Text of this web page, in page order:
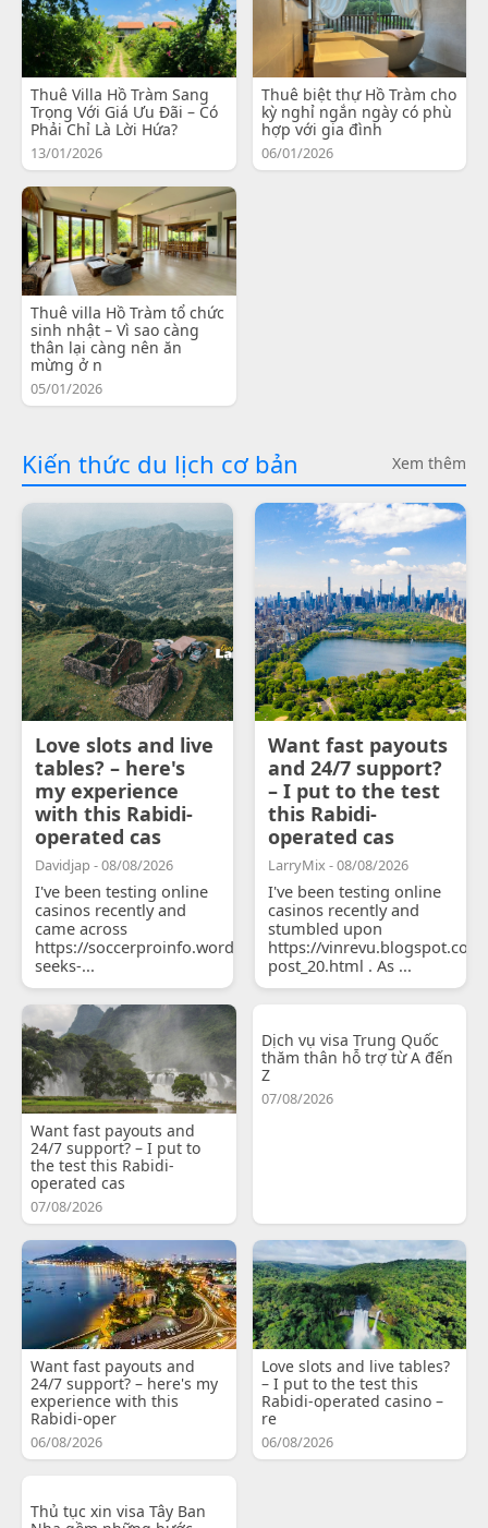
Thuê Villa Hồ Tràm Sang
Trọng Với Giá Ưu Đãi – Có
Phải Chỉ Là Lời Hứa?
13/01/2026
Thuê biệt thự Hồ Tràm cho
kỳ nghỉ ngắn ngày có phù
hợp với gia đình
06/01/2026
Thuê villa Hồ Tràm tổ chức
sinh nhật – Vì sao càng
thân lại càng nên ăn
mừng ở n
05/01/2026
Kiến thức du lịch cơ bản Xem thêm
Love slots and live
tables? – here's
my experience
with this Rabidi-
operated cas
Davidjap - 08/08/2026
I've been testing online
casinos recently and
came across
https://soccerproinfo.wordpress.com/2026/07/11/courtois-
seeks-...
Want fast payouts
and 24/7 support?
– I put to the test
this Rabidi-
operated cas
LarryMix - 08/08/2026
I've been testing online
casinos recently and
stumbled upon
https://
post_20.html . As ...
Want fast payouts and
24/7 support? – I put to
the test this Rabidi-
operated cas
07/08/2026
Dịch vụ visa Trung Quốc
thăm thân hỗ trợ từ A đến
Z
07/08/2026
Want fast payouts and
24/7 support? – here's my
experience with this
Rabidi-oper
06/08/2026
Love slots and live tables?
– I put to the test this
Rabidi-operated casino –
re
06/08/2026
Thủ tục xin visa Tây Ban